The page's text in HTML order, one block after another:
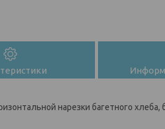
нарезки багетного хлеба,